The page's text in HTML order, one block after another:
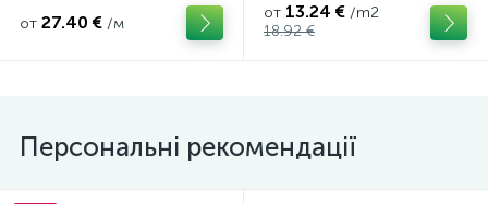
от 27.40 € /м
от 13.24 € /m2
18.92 €
Персональні рекомендації